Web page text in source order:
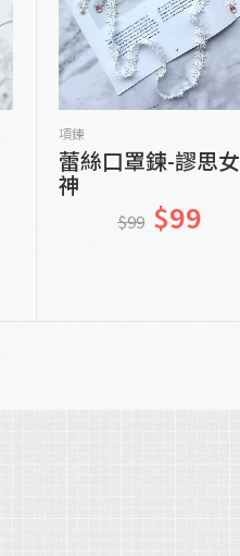
項鍊
蕾絲口罩鍊-謬思女
神
$99 $99